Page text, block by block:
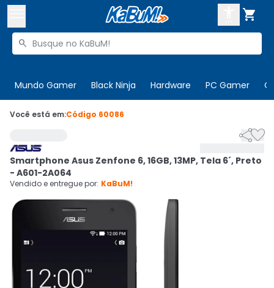

Buscar produtos

Mundo Gamer Black Ninja Hardware PC Gamer
 Olá. Acesse sua conta
Cupons
Ativar tradutor em libras
CADASTRE-SE
Você está em:Código 60086

Smartphone Asus Zenfone 6, 16GB, 13MP, Tela 6´, Preto
- A601-2A064
Vendido e entregue por: KaBuM!